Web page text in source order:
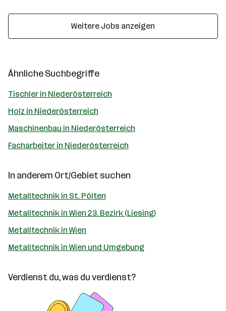
Weitere Jobs anzeigen
Ähnliche Suchbegriffe
Tischler in Niederösterreich
Holz in Niederösterreich
Maschinenbau in Niederösterreich
Facharbeiter in Niederösterreich
In anderem Ort/Gebiet suchen
Metalltechnik in St. Pölten
Metalltechnik in Wien 23. Bezirk (Liesing)
Metalltechnik in Wien
Metalltechnik in Wien und Umgebung
Verdienst du, was du verdienst?